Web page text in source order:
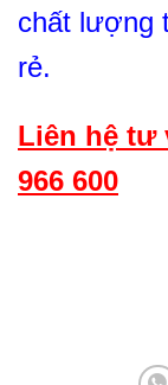
chất lượng
rẻ.
Liên hệ tư
966 600